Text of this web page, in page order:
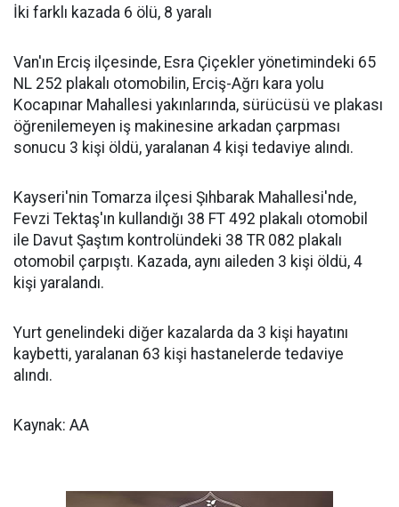
İki farklı kazada 6 ölü, 8 yaralı
Van'ın Erciş ilçesinde, Esra Çiçekler yönetimindeki 65
NL 252 plakalı otomobilin, Erciş-Ağrı kara yolu
Kocapınar Mahallesi yakınlarında, sürücüsü ve plakası
öğrenilemeyen iş makinesine arkadan çarpması
sonucu 3 kişi öldü, yaralanan 4 kişi tedaviye alındı.
Kayseri'nin Tomarza ilçesi Şıhbarak Mahallesi'nde,
Fevzi Tektaş'ın kullandığı 38 FT 492 plakalı otomobil
ile Davut Şaştım kontrolündeki 38 TR 082 plakalı
otomobil çarpıştı. Kazada, aynı aileden 3 kişi öldü, 4
kişi yaralandı.
Yurt genelindeki diğer kazalarda da 3 kişi hayatını
kaybetti, yaralanan 63 kişi hastanelerde tedaviye
alındı.
Kaynak: AA